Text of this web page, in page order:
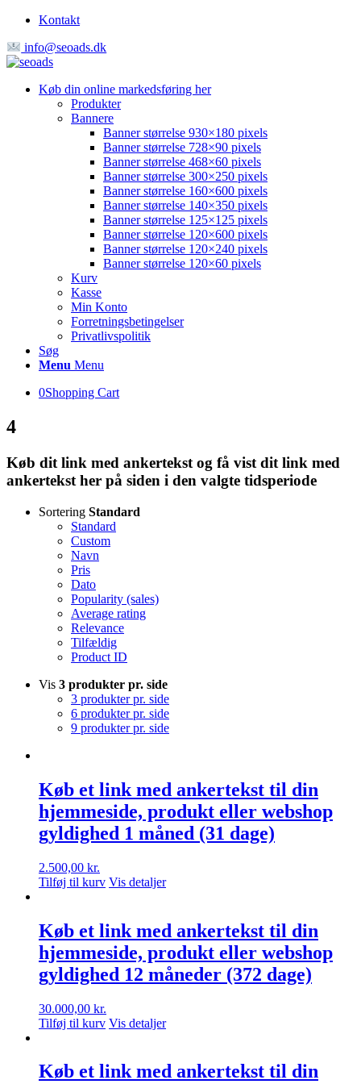
Kontakt
info@seoads.dk
Køb din online markedsføring her
Produkter
Bannere
Banner størrelse 930×180 pixels
Banner størrelse 728×90 pixels
Banner størrelse 468×60 pixels
Banner størrelse 300×250 pixels
Banner størrelse 160×600 pixels
Banner størrelse 140×350 pixels
Banner størrelse 125×125 pixels
Banner størrelse 120×600 pixels
Banner størrelse 120×240 pixels
Banner størrelse 120×60 pixels
Kurv
Kasse
Min Konto
Forretningsbetingelser
Privatlivspolitik
Søg
Menu Menu
0Shopping Cart
4
Køb dit link med ankertekst og få vist dit link med
ankertekst her på siden i den valgte tidsperiode
Sortering Standard
Standard
Custom
Navn
Pris
Dato
Popularity (sales)
Average rating
Relevance
Tilfældig
Product ID
Vis 3 produkter pr. side
3 produkter pr. side
6 produkter pr. side
9 produkter pr. side
Køb et link med ankertekst til din
hjemmeside, produkt eller webshop
gyldighed 1 måned (31 dage)
2.500,00 kr.
Tilføj til kurv Vis detaljer
Køb et link med ankertekst til din
hjemmeside, produkt eller webshop
gyldighed 12 måneder (372 dage)
30.000,00 kr.
Tilføj til kurv Vis detaljer
Køb et link med ankertekst til din